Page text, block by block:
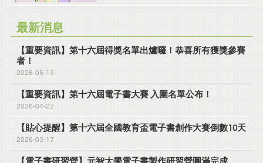
最新消息
【重要資訊】第十六屆得獎名單出爐囉！恭喜所有獲獎參賽
者！
2026-05-13
【重要資訊】第十六屆電子書大賽 入圍名單公布！
2026-04-22
【貼心提醒】第十六屆全國教育盃電子書創作大賽倒數10天
2026-03-17